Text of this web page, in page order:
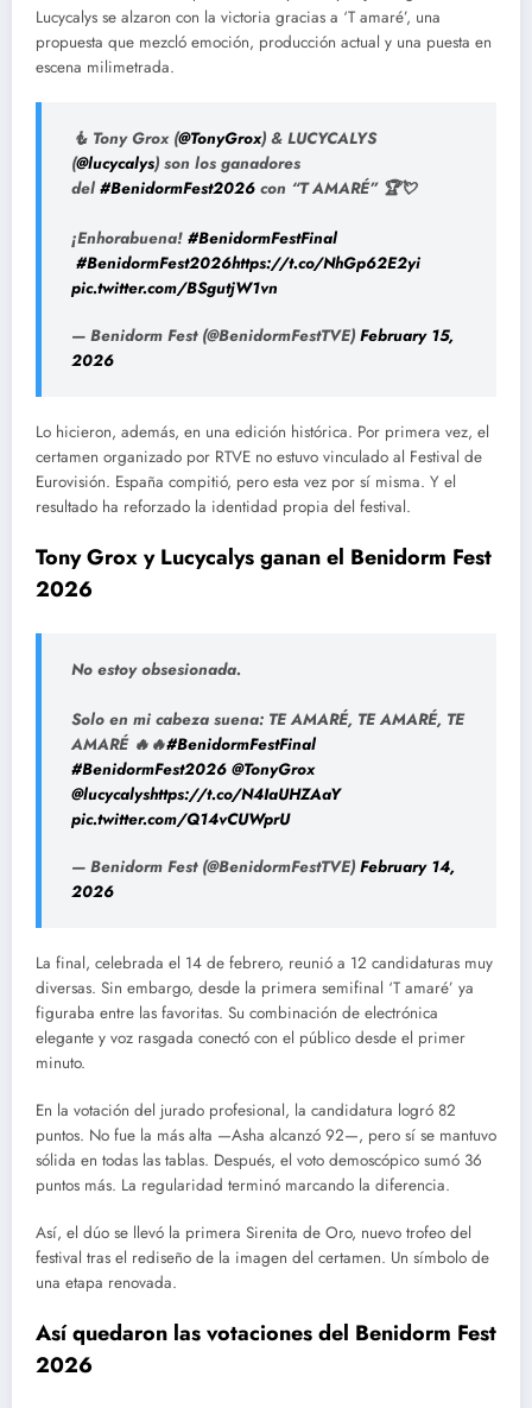
Lucycalys se alzaron con la victoria gracias a ‘T amaré’, una
propuesta que mezcló emoción, producción actual y una puesta en
escena milimetrada.
🧜 Tony Grox (@TonyGrox) & LUCYCALYS
(@lucycalys) son los ganadores
del #BenidormFest2026 con “T AMARÉ” 🏆💘
¡Enhorabuena! #BenidormFestFinal
#BenidormFest2026https://t.co/NhGp62E2yi
pic.twitter.com/BSgutjW1vn
— Benidorm Fest (@BenidormFestTVE) February 15,
2026
Lo hicieron, además, en una edición histórica. Por primera vez, el
certamen organizado por RTVE no estuvo vinculado al Festival de
Eurovisión. España compitió, pero esta vez por sí misma. Y el
resultado ha reforzado la identidad propia del festival.
Tony Grox y Lucycalys ganan el Benidorm Fest
2026
No estoy obsesionada.
Solo en mi cabeza suena: TE AMARÉ, TE AMARÉ, TE
AMARÉ 🔥🔥#BenidormFestFinal
#BenidormFest2026 @TonyGrox
@lucycalyshttps://t.co/N4IaUHZAaY
pic.twitter.com/Q14vCUWprU
— Benidorm Fest (@BenidormFestTVE) February 14,
2026
La final, celebrada el 14 de febrero, reunió a 12 candidaturas muy
diversas. Sin embargo, desde la primera semifinal ‘T amaré’ ya
figuraba entre las favoritas. Su combinación de electrónica
elegante y voz rasgada conectó con el público desde el primer
minuto.
En la votación del jurado profesional, la candidatura logró 82
puntos. No fue la más alta —Asha alcanzó 92—, pero sí se mantuvo
sólida en todas las tablas. Después, el voto demoscópico sumó 36
puntos más. La regularidad terminó marcando la diferencia.
Así, el dúo se llevó la primera Sirenita de Oro, nuevo trofeo del
festival tras el rediseño de la imagen del certamen. Un símbolo de
una etapa renovada.
Así quedaron las votaciones del Benidorm Fest
2026